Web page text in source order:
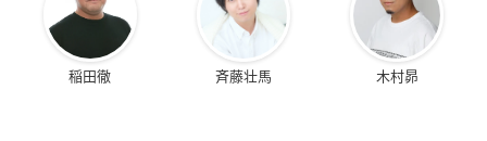
稲田徹 斉藤壮馬 木村昴